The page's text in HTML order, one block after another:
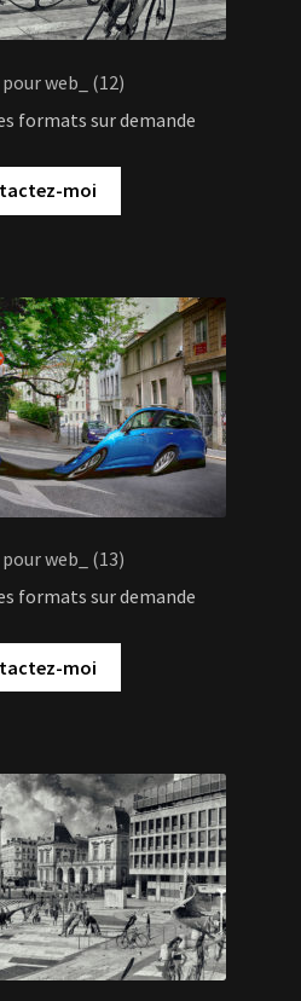
pour web_ (12)
formats sur demande
moi
pour web_ (13)
formats sur demande
moi